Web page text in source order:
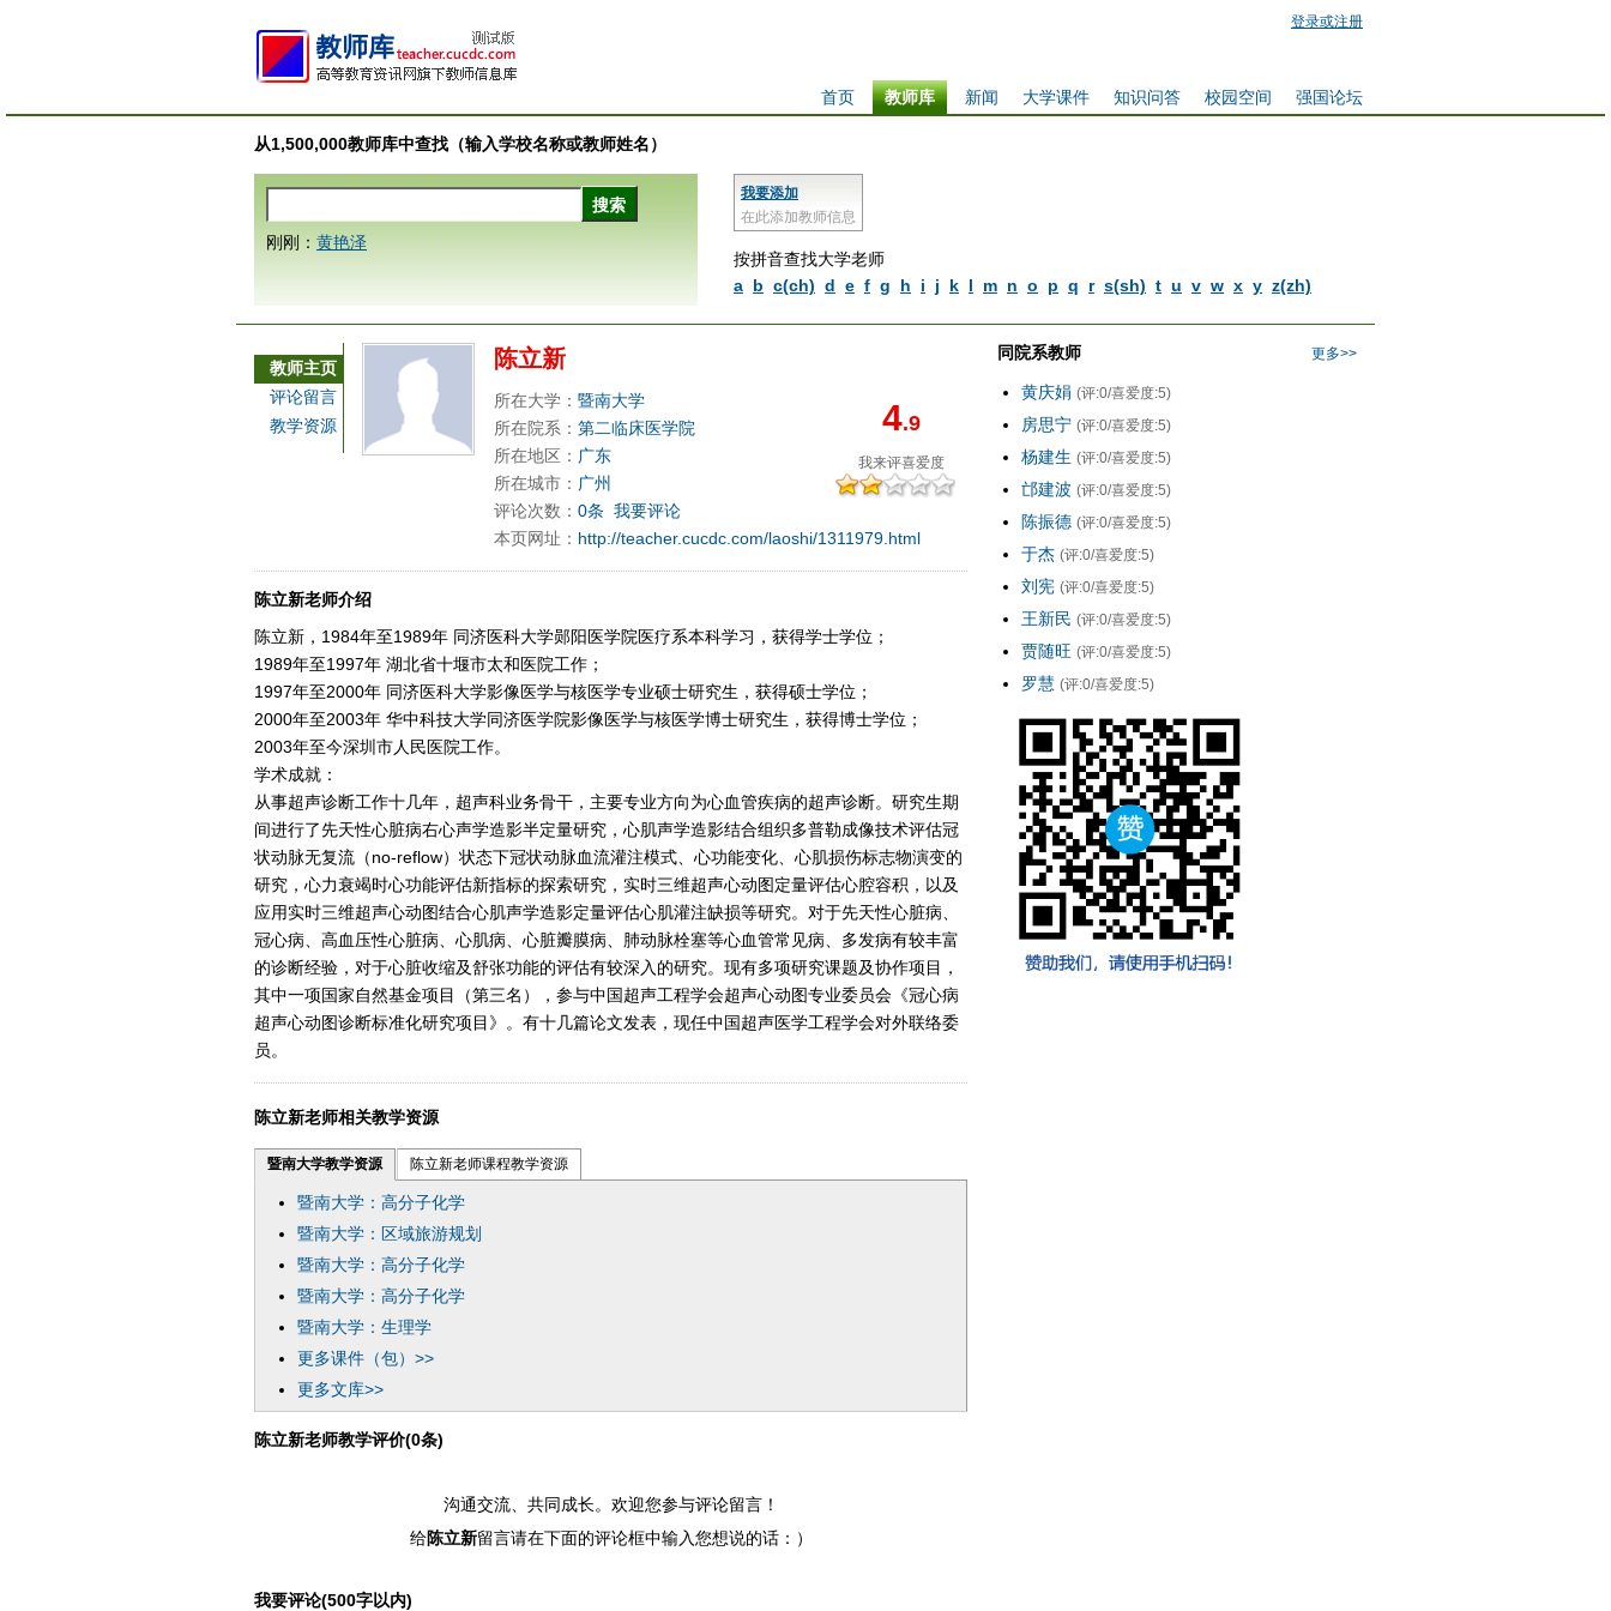
登录或注册
强国论坛
校园空间
知识问答
大学课件
新闻
教师库
首页
从1,500,000教师库中查找（输入学校名称或教师姓名）
我要添加
在此添加教师信息
按拼音查找大学老师
a b c(ch) d e f g h i j k l m n o p q r s(sh) t u v w x y z(zh)
刚刚： 黄艳泽
教师主页
评论留言
教学资源
陈立新
4.9
我来评喜爱度
所在大学： 暨南大学
所在院系： 第二临床医学院
所在地区： 广东
所在城市： 广州
评论次数： 0条 我要评论
本页网址： http://teacher.cucdc.com/laoshi/1311979.html
陈立新老师介绍
陈立新，1984年至1989年 同济医科大学郧阳医学院医疗系本科学习，获得学士学位；
1989年至1997年 湖北省十堰市太和医院工作；
1997年至2000年 同济医科大学影像医学与核医学专业硕士研究生，获得硕士学位；
2000年至2003年 华中科技大学同济医学院影像医学与核医学博士研究生，获得博士学位；
2003年至今深圳市人民医院工作。
学术成就：
从事超声诊断工作十几年，超声科业务骨干，主要专业方向为心血管疾病的超声诊断。研究生期
间进行了先天性心脏病右心声学造影半定量研究，心肌声学造影结合组织多普勒成像技术评估冠
状动脉无复流（no-reflow）状态下冠状动脉血流灌注模式、心功能变化、心肌损伤标志物演变的
研究，心力衰竭时心功能评估新指标的探索研究，实时三维超声心动图定量评估心腔容积，以及
应用实时三维超声心动图结合心肌声学造影定量评估心肌灌注缺损等研究。对于先天性心脏病、
冠心病、高血压性心脏病、心肌病、心脏瓣膜病、肺动脉栓塞等心血管常见病、多发病有较丰富
的诊断经验，对于心脏收缩及舒张功能的评估有较深入的研究。现有多项研究课题及协作项目，
其中一项国家自然基金项目（第三名），参与中国超声工程学会超声心动图专业委员会《冠心病
超声心动图诊断标准化研究项目》。有十几篇论文发表，现任中国超声医学工程学会对外联络委
员。
陈立新老师相关教学资源
暨南大学教学资源 陈立新老师课程教学资源
暨南大学：高分子化学
暨南大学：区域旅游规划
暨南大学：高分子化学
暨南大学：高分子化学
暨南大学：生理学
更多课件（包）>>
更多文库>>
陈立新老师教学评价(0条)
沟通交流、共同成长。欢迎您参与评论留言！
给陈立新留言请在下面的评论框中输入您想说的话：）
我要评论(500字以内)
更多>>
同院系教师
黄庆娟 (评:0/喜爱度:5)
房思宁 (评:0/喜爱度:5)
杨建生 (评:0/喜爱度:5)
邙建波 (评:0/喜爱度:5)
陈振德 (评:0/喜爱度:5)
于杰 (评:0/喜爱度:5)
刘宪 (评:0/喜爱度:5)
王新民 (评:0/喜爱度:5)
贾随旺 (评:0/喜爱度:5)
罗慧 (评:0/喜爱度:5)